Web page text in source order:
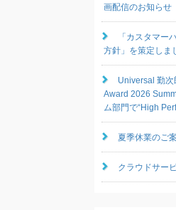
画配信のお知らせ
「カスタマー
方針」を策定しま
Universal 勤次
Award 2026
ム部門で“High
夏季休業のご
クラウドサー